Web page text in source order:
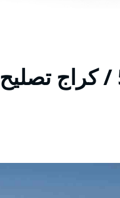
متخصص سيارات اكس / 51232939‬ / كراج تصليح